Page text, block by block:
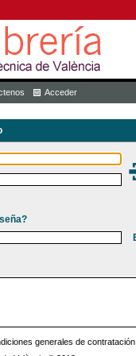
Acceder
generales de contratación